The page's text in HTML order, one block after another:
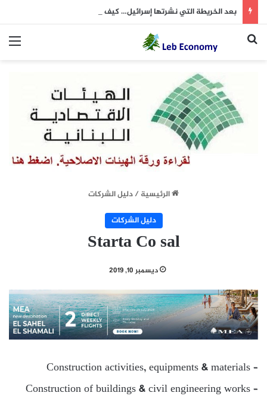
بعد الخريطة التي نشرتها إسرائيل… كيف علّق “الحزب”؟
بحث عن
الرئيسية/دليل الشركات
دليل الشركات
Starta Co sal
ديسمبر 10, 2019
Construction activities, equipments & materials –
Construction of buildings & civil engineering works –